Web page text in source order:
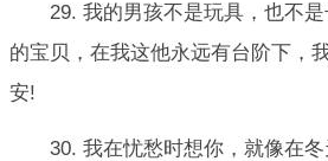
29. 我的男孩不是玩具，也不
的宝贝，在我这他永远有台阶下，
安!
30. 我在忧愁时想你，就像在